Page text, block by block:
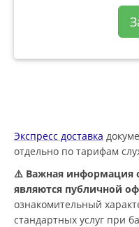
Экспресс доставка
отдельно по тарифам
⚠️ Важная информация
являются публичной
ознакомительный
стандартных услуг при